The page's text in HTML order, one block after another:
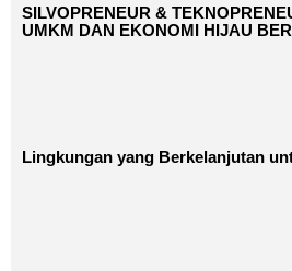
SILVOPRENEUR &
UMKM DAN EKONOMI HIJAU
Lingkungan yang Berkelanjutan